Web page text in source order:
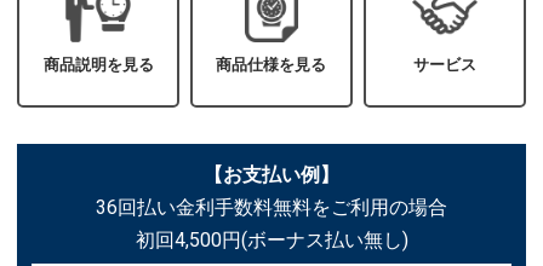
商品説明を見る 商品仕様を見る サービス
【お支払い例】
36回払い金利手数料無料をご利用の場合
初回4,500円(ボーナス払い無し)